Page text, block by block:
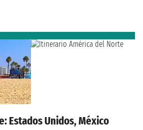
Estados Unidos, México